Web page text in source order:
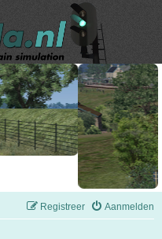
Aanmelden
Registreer